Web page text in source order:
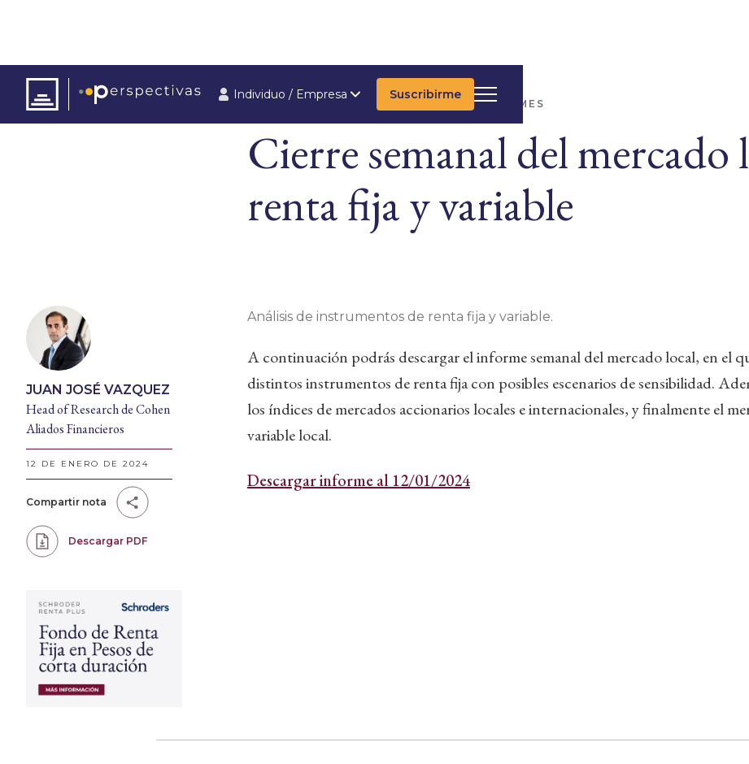
Individuo / Empresa Suscribirme
ARTÍCULOS INFORMES
Cierre semanal del mercado
renta fija y variable
JUAN JOSÉ VAZQUEZ
Head of Research de Cohen
Aliados Financieros
12 DE ENERO DE 2024
Compartir nota
Descargar PDF
Análisis de instrumentos de renta fija y variable.
A continuación podrás descargar el informe semanal del mercado local, en el
distintos instrumentos de renta fija con posibles escenarios de sensibilidad.
los índices de mercados accionarios locales e internacionales, y finalmente el
variable local.
Descargar informe al 12/01/2024